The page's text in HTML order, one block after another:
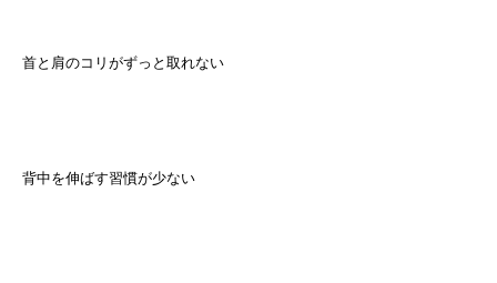
首と肩のコリがずっと取れない
背中を伸ばす習慣が少ない